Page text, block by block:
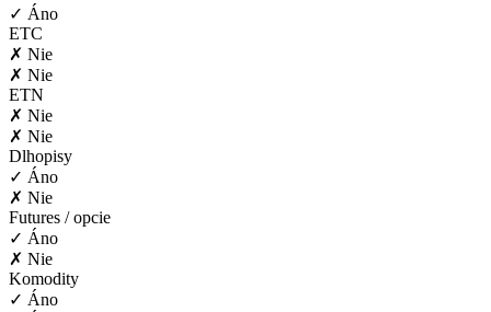
✓ Áno
ETC
✗ Nie
✗ Nie
ETN
✗ Nie
✗ Nie
Dlhopisy
✓ Áno
✗ Nie
Futures / opcie
✓ Áno
✗ Nie
Komodity
✓ Áno